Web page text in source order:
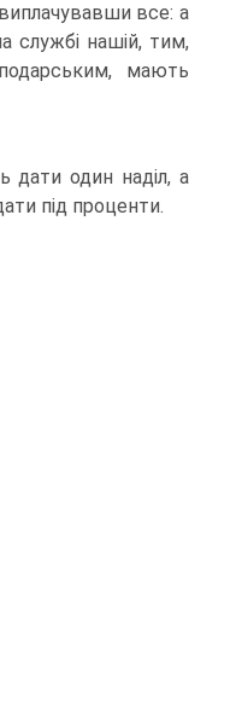
все: а
службі нашій, тим,
мають
дати один наділ, а
під проценти.